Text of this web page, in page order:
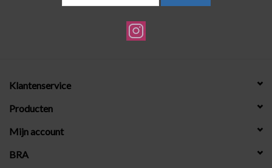
Klantenservice
Producten
Mijn account
BRA